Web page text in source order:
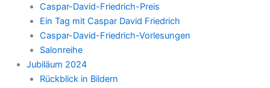
Caspar-David-Friedrich-Preis
Ein Tag mit Caspar David Friedrich
Caspar-David-Friedrich-Vorlesungen
Salonreihe
Jubiläum 2024
Rückblick in Bildern